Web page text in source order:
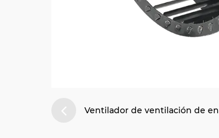
Ventilador de ventilación de